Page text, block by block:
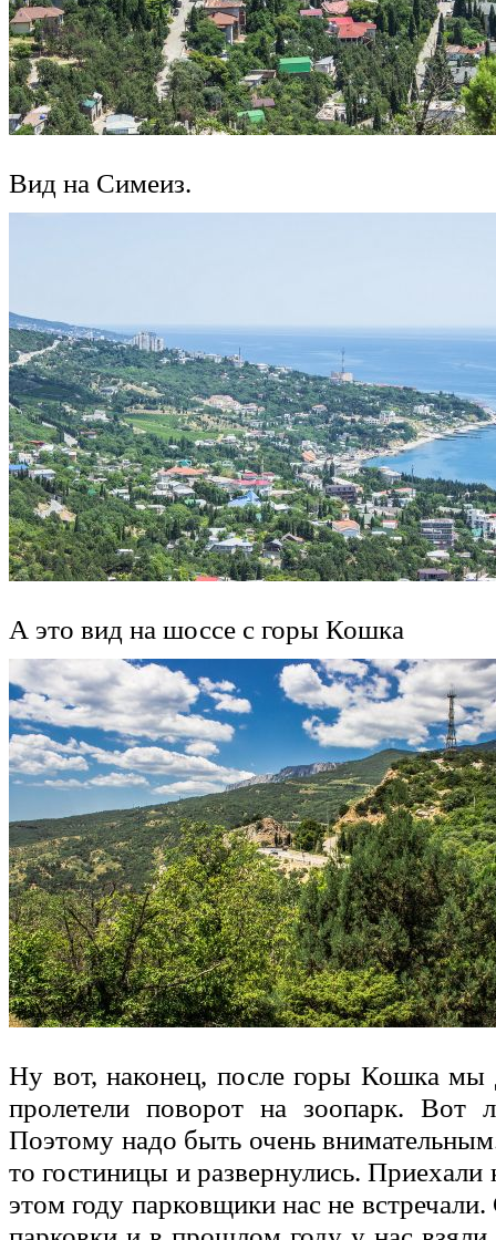
Вид на Симеиз.
А это вид на шоссе с горы Кошка
Ну вот, наконец, после горы Кошка мы
пролетели поворот на зоопарк. Вот
Поэтому надо быть очень
то гостиницы и развернулись.
этом году парковщики нас не